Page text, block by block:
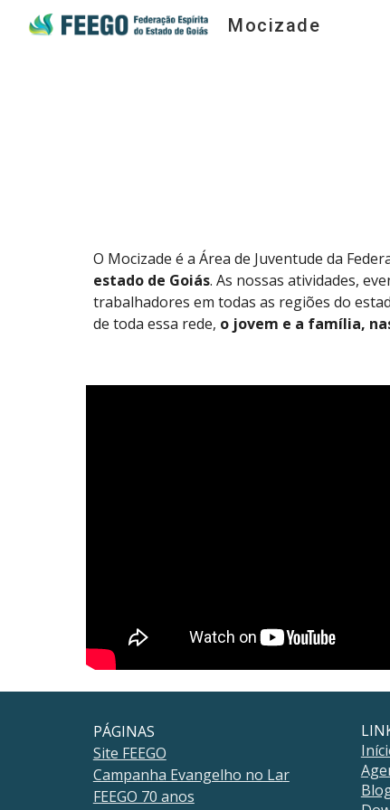
Mocizade
O Mocizade é a Área de Juventude da
estado de Goiás. As nossas atividades,
trabalhadores em todas as regiões do
de toda essa rede, o jovem e a família,
PÁGINAS
Site FEEGO
Campanha Evangelho no Lar
FEEGO 70 anos